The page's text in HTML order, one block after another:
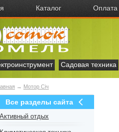
Каталог Оплата
Садовая техника
→ Мотор Сiч
Все разделы сайта
Активный отдых